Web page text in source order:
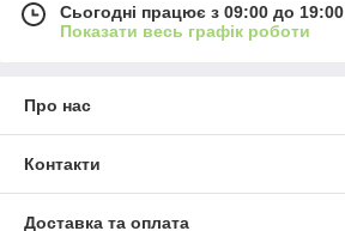
Сьогодні працює з 09:00 до 19:00
Показати весь графік роботи
Про нас
Контакти
Доставка та оплата